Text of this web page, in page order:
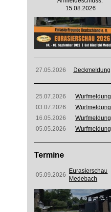
15.08.2026
27.05.2026 Deckmeldung
25.07.2026
Wurfmeldung
03.07.2026
Wurfmeldung
16.05.2026
Wurfmeldung
05.05.2026
Wurfmeldung
Termine
05.09.2026
Eurasierschau
Medebach